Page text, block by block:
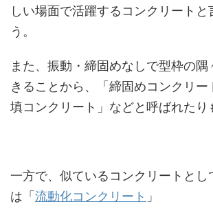
しい場面で活躍するコンクリートと
う。
また、振動・締固めなしで型枠の
きることから、「締固めコンクリ
填コンクリート」などと呼ばれたり
一方で、似ているコンクリートとし
は「流動化コンクリート 」